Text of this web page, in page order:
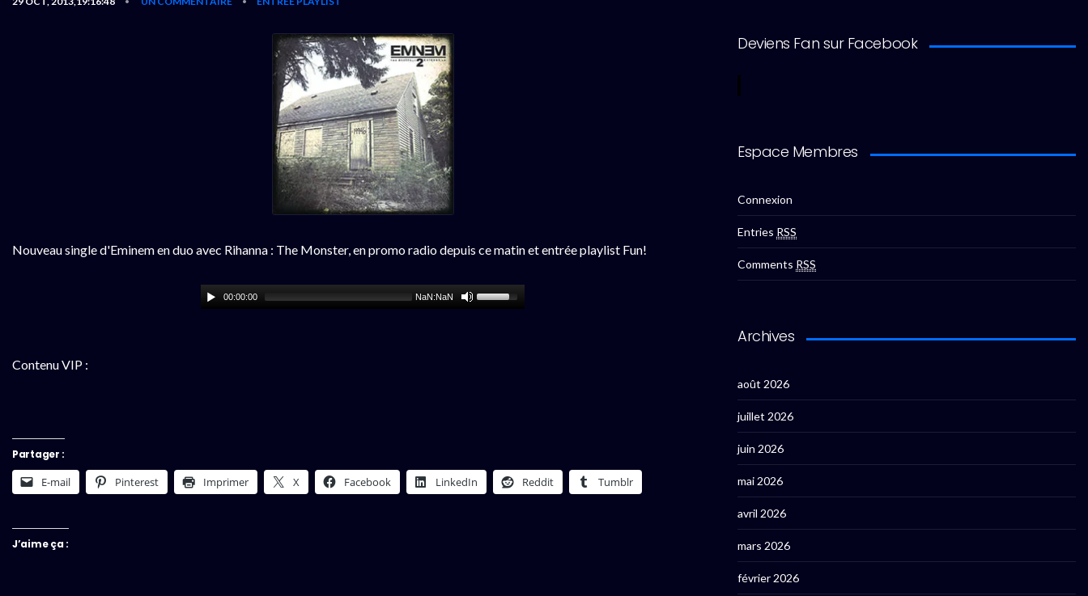
Nouveau single d'Eminem en duo avec Rihanna : The Monster, en promo radio depuis ce matin et entrée playlist Fun!
00:00:00 NaN:NaN
Contenu VIP :
Partager :
E-mail Pinterest Imprimer X Facebook LinkedIn Reddit Tumblr
J’aime ça :
Deviens Fan sur Facebook
Espace Membres
Connexion
Entries RSS
Comments RSS
Archives
août 2026
juillet 2026
juin 2026
mai 2026
avril 2026
mars 2026
février 2026